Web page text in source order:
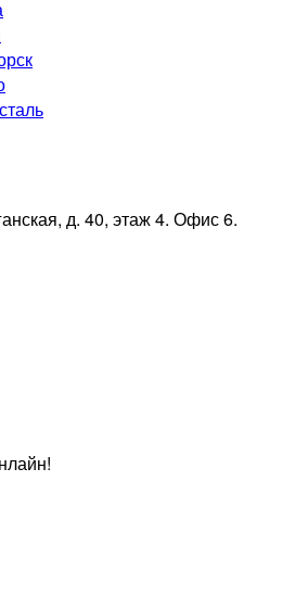
д. 40, этаж 4. Офис 6.